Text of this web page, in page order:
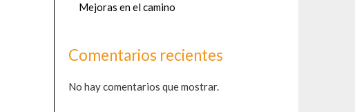
Mejoras en el camino
Comentarios recientes
No hay comentarios que mostrar.